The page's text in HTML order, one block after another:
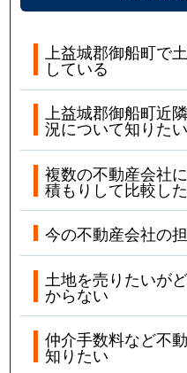
上益城郡御船町で
している
上益城郡御船町近
況について知りたい
複数の不動産会社
積もりして比較し
今の不動産会社の
土地を売りたいが
からない
仲介手数料など不
知りたい